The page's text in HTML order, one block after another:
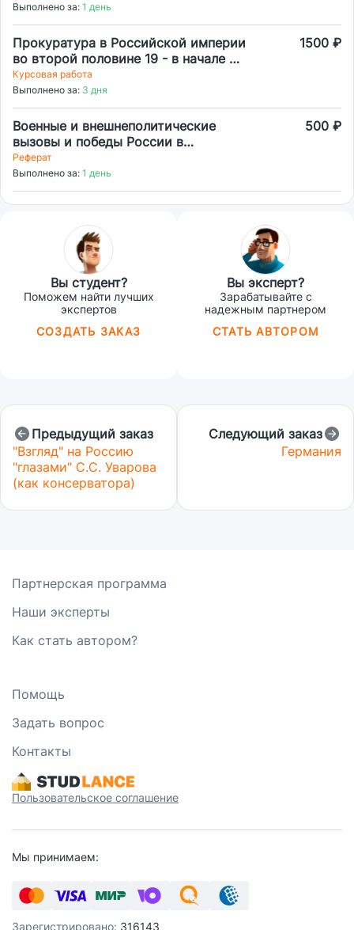
Выполнено за: 1 день
Прокуратура в Российской империи
во второй половине 19 - в начале 20
в.
1500 ₽
Курсовая работа
Выполнено за: 3 дня
Военные и внешнеполитические
вызовы и победы России в
историческом контексте и в
настоящем времени.
500 ₽
Реферат
Выполнено за: 1 день
Вы студент?
Поможем найти лучших
экспертов
СОЗДАТЬ ЗАКАЗ
Вы эксперт?
Зарабатывайте с
надежным партнером
СТАТЬ АВТОРОМ
Предыдущий заказ
"Взгляд" на Россию
"глазами" С.С. Уварова
(как консерватора)
Следующий заказ
Германия
Партнерская программа
Наши эксперты
Как стать автором?
Помощь
Задать вопрос
Контакты
Пользовательское соглашение
Мы принимаем:
Зарегистрировано: 316143